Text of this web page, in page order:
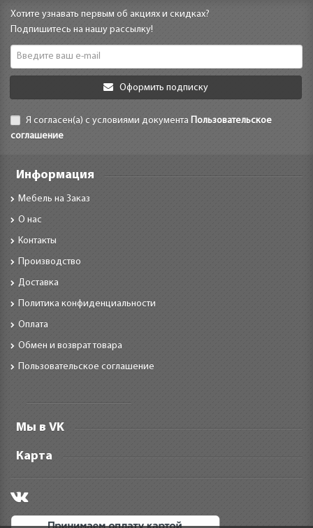
Хотите узнавать первым об акциях и скидках?
Подпишитесь на нашу рассылку!
Оформить подписку
Я согласен(а) с условиями документа Пользовательское
соглашение
Информация
Мебель на Заказ
О нас
Контакты
Производство
Доставка
Политика конфиденциальности
Оплата
Обмен и возврат товара
Пользовательское соглашение
Мы в VK
Карта